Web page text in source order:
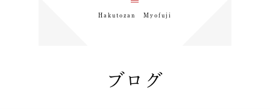
Hakutozan Myofuji
ブログ